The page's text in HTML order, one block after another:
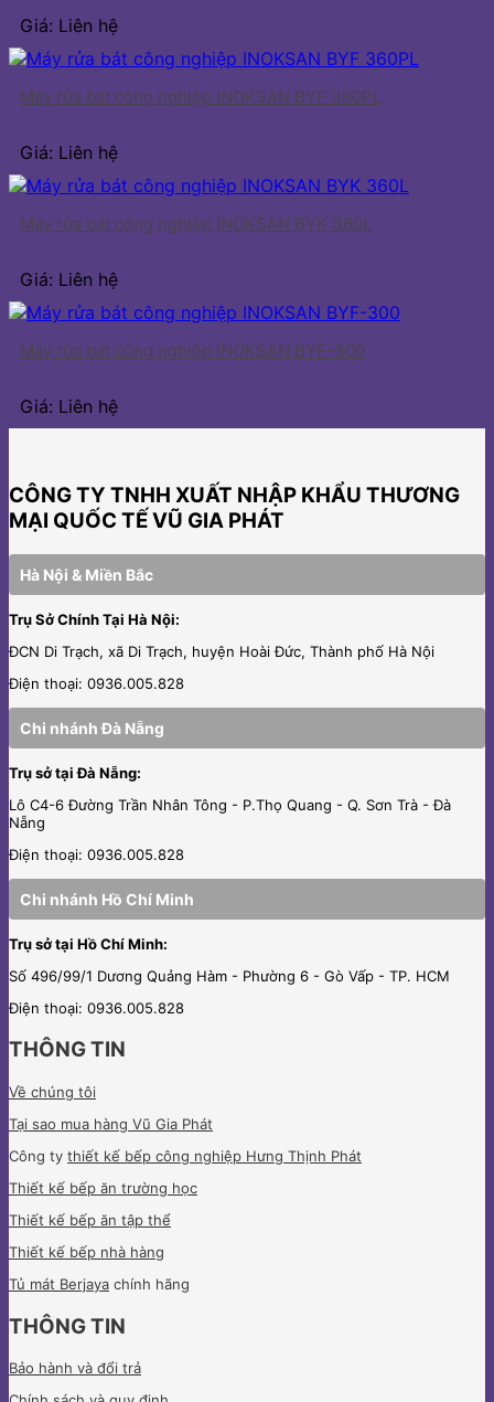
Giá: Liên hệ
Máy rửa bát công nghiệp INOKSAN BYF 360PL
Giá: Liên hệ
Máy rửa bát công nghiệp INOKSAN BYK 360L
Giá: Liên hệ
Máy rửa bát công nghiệp INOKSAN BYF-300
Giá: Liên hệ
CÔNG TY TNHH XUẤT NHẬP KHẨU THƯƠNG
MẠI QUỐC TẾ VŨ GIA PHÁT
Hà Nội & Miền Bắc
Trụ Sở Chính Tại Hà Nội:
ĐCN Di Trạch, xã Di Trạch, huyện Hoài Đức, Thành phố Hà Nội
Điện thoại: 0936.005.828
Chi nhánh Đà Nẵng
Trụ sở tại Đà Nẵng:
Lô C4-6 Đường Trần Nhân Tông - P.Thọ Quang - Q. Sơn Trà - Đà
Nẵng
Điện thoại: 0936.005.828
Chi nhánh Hồ Chí Minh
Trụ sở tại Hồ Chí Minh:
Số 496/99/1 Dương Quảng Hàm - Phường 6 - Gò Vấp - TP. HCM
Điện thoại: 0936.005.828
THÔNG TIN
Về chúng tôi
Tại sao mua hàng Vũ Gia Phát
Công ty thiết kế bếp công nghiệp Hưng Thịnh Phát
Thiết kế bếp ăn trường học
Thiết kế bếp ăn tập thể
Thiết kế bếp nhà hàng
Tủ mát Berjaya chính hãng
THÔNG TIN
Bảo hành và đổi trả